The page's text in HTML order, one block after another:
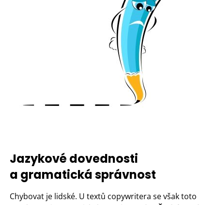
Jazykové dovednosti
a gramatická správnost
Chybovat je lidské. U textů copywritera se však toto